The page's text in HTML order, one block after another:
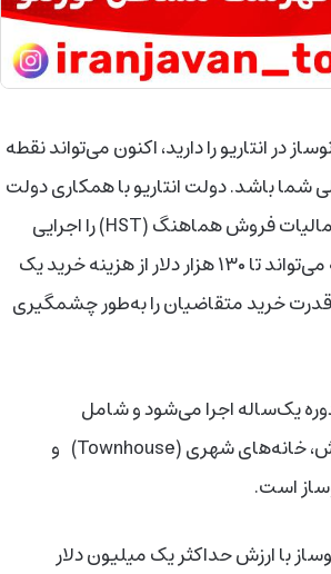
در انتاریو را دارید، اکنون می‌تواند نقطه
شما باشد. دولت انتاریو با همکاری دولت
فدرال، حذف موقت مالیات فروش هماهنگ (HST) را اجرایی
کرده است؛ طرحی که می‌تواند تا ۱۳۰ هزار دلار از هزینه خرید یک
قدرت خرید متقاضیان را به‌طور چشمگیری
یک‌ساله اجرا می‌شود و شامل
کاندوهای پیش‌فروش، خانه‌های شهری (Townhouse) و
است.
با ارزش حداکثر یک میلیون دلار